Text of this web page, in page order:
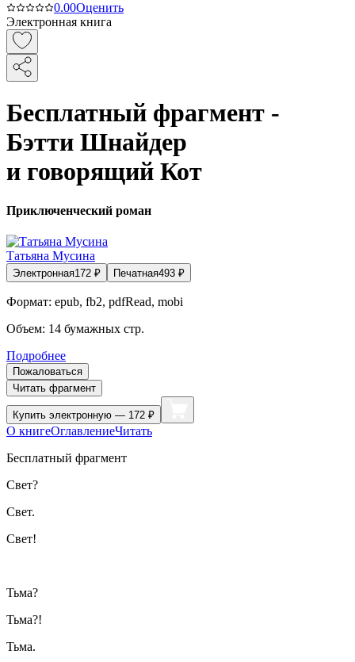
0.00Оценить
Электронная книга
Бесплатный фрагмент -
Бэтти Шнайдер
и говорящий Кот
Приключенческий роман
Татьяна Мусина
Электронная172 ₽ Печатная493 ₽
Формат: epub, fb2, pdfRead, mobi
Объем: 14 бумажных стр.
Подробнее
Пожаловаться
Читать фрагмент
Купить электронную — 172 ₽
О книгеОглавлениеЧитать
Бесплатный фрагмент
Свет?
Свет.
Свет!
Тьма?
Тьма?!
Тьма.